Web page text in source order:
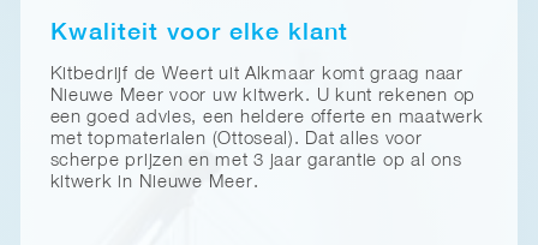
Kwaliteit voor elke klant
Kitbedrijf de Weert uit Alkmaar komt graag naar
Nieuwe Meer voor uw kitwerk. U kunt rekenen op
een goed advies, een heldere offerte en maatwerk
met topmaterialen (Ottoseal). Dat alles voor
scherpe prijzen en met 3 jaar garantie op al ons
kitwerk in Nieuwe Meer.